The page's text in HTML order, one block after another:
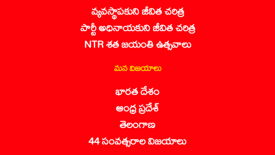
వ్యవస్థాపకుని జీవిత చరిత్ర
పార్టీ అధినాయకుని జీవిత చరిత్ర
NTR శత జయంతి ఉత్సవాలు
మన విజయాలు
భారత దేశం
ఆంధ్ర ప్రదేశ్
తెలంగాణ
44 సంవత్సరాల విజయాలు